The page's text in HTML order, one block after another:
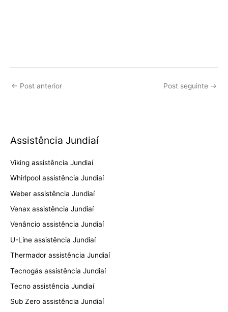
← Post anterior Post seguinte →
Assistência Jundiaí
Viking assistência Jundiaí
Whirlpool assistência Jundiaí
Weber assistência Jundiaí
Venax assistência Jundiaí
Venâncio assistência Jundiaí
U-Line assistência Jundiaí
Thermador assistência Jundiaí
Tecnogás assistência Jundiaí
Tecno assistência Jundiaí
Sub Zero assistência Jundiaí